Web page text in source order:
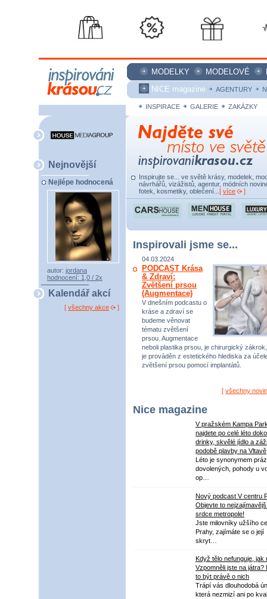
MODELKY MODELOVÉ
NICE magazine
AGENTURY
INSPIRACE GALERIE ZAKÁZKY
Nejnovější
Nejlépe hodnocená
autor: jordana
hodnocení: 1,0 / 2x
Kalendář akcí
[ všechny akce ]
Inspirujte se... ve světě krásy, modelek,
návrhářů, vizážistů, agentur, módních
fotek, kosmetiky, oblečení... [ více ]
Inspirovali jsme se...
04.03.2024
PODCAST Krása
& Zdraví:
Zvětšení prsou
(Augmentace)
V dnešním podcastu o
kráse a zdraví se
budeme věnovat
tématu zvětšení
prsou. Augmentace
neboli plastika prsou, je chirurgický
je prováděn z estetického hlediska za
zvětšení prsou pomocí implantátů.
[ všechny
Nice magazine
V pražském Kampa
najdete po celé léto
drinky, skvělé jídlo a
podobě plavby na Vltavě
Léto je synonymem
dovolených, pohody u
op…
Nový podcast V centru
Objevte to
srdce metropole!
Jste milovníky užšího
Prahy, zajímáte se o její
skryt…
Když tělo nefunguje, jak
Vzpomněli jste na játra?
to být právě o nich
Trápí vás dlouhodobá
která nezmizí ani po